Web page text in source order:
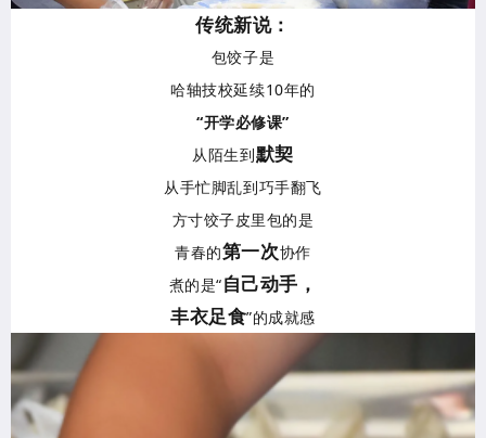
传统新说：
包饺子是
哈轴技校延续10年的
“开学必修课”
从陌生到默契
从手忙脚乱到巧手翻飞
方寸饺子皮里包的是
青春的第一次协作
煮的是“自己动手，
丰衣足食”的成就感